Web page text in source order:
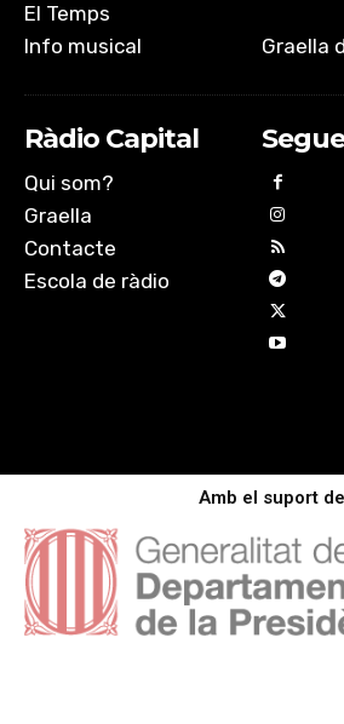
El Temps
Info musical
Graella
Ràdio Capital
Qui som?
Graella
Contacte
Escola de ràdio
Amb el suport de